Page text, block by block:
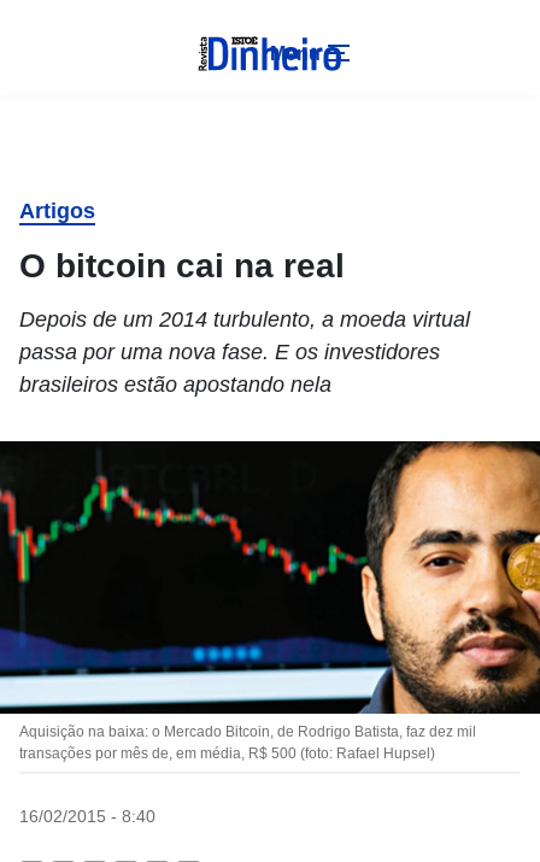
Menu
Artigos
O bitcoin cai na real
Depois de um 2014 turbulento, a moeda virtual
passa por uma nova fase. E os investidores
brasileiros estão apostando nela
Aquisição na baixa: o Mercado Bitcoin, de Rodrigo Batista, faz dez mil
transações por mês de, em média, R$ 500 (foto: Rafael Hupsel)
16/02/2015 - 8:40